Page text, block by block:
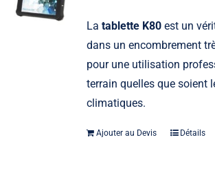
La tablette K80est un
dans un encombrement
pour une utilisation
terrain quelles que soient
climatiques.
Ajouter au Devis Détails